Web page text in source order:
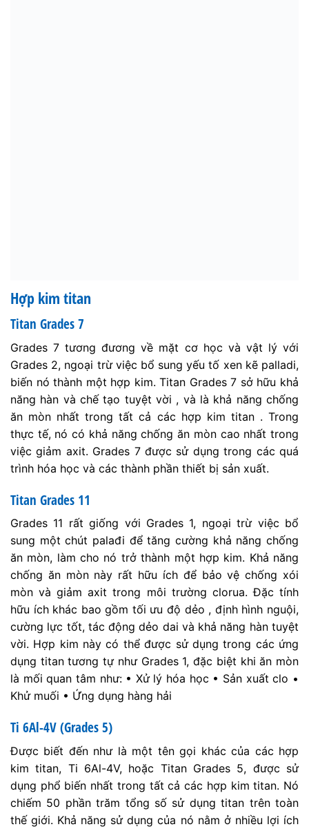
Hợp kim titan
Titan Grades 7
Grades 7 tương đương về mặt cơ học và vật lý với
Grades 2, ngoại trừ việc bổ sung yếu tố xen kẽ palladi,
biến nó thành một hợp kim. Titan Grades 7 sở hữu khả
năng hàn và chế tạo tuyệt vời , và là khả năng chống
ăn mòn nhất trong tất cả các hợp kim titan . Trong
thực tế, nó có khả năng chống ăn mòn cao nhất trong
việc giảm axit. Grades 7 được sử dụng trong các quá
trình hóa học và các thành phần thiết bị sản xuất.
Titan Grades 11
Grades 11 rất giống với Grades 1, ngoại trừ việc bổ
sung một chút palađi để tăng cường khả năng chống
ăn mòn, làm cho nó trở thành một hợp kim. Khả năng
chống ăn mòn này rất hữu ích để bảo vệ chống xói
mòn và giảm axit trong môi trường clorua. Đặc tính
hữu ích khác bao gồm tối ưu độ dẻo , định hình nguội,
cường lực tốt, tác động dẻo dai và khả năng hàn tuyệt
vời. Hợp kim này có thể được sử dụng trong các ứng
dụng titan tương tự như Grades 1, đặc biệt khi ăn mòn
là mối quan tâm như: • Xử lý hóa học • Sản xuất clo •
Khử muối • Ứng dụng hàng hải
Ti 6Al-4V (Grades 5)
Được biết đến như là một tên gọi khác của các hợp
kim titan, Ti 6Al-4V, hoặc Titan Grades 5, được sử
dụng phổ biến nhất trong tất cả các hợp kim titan. Nó
chiếm 50 phần trăm tổng số sử dụng titan trên toàn
thế giới. Khả năng sử dụng của nó nằm ở nhiều lợi ích